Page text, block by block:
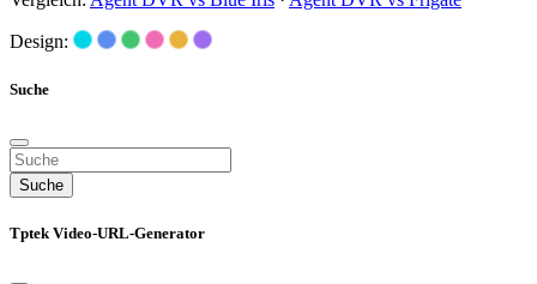
Design:
Suche
Suche
Tptek Video-URL-Generator